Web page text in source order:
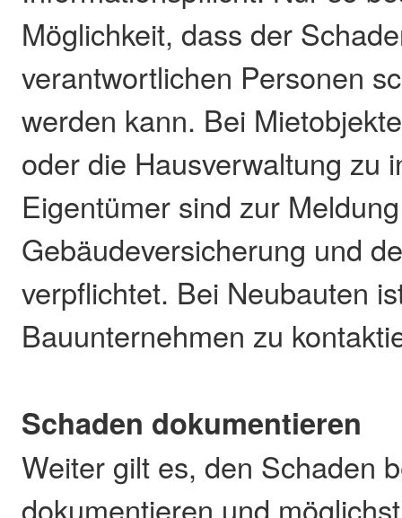
Möglichkeit, dass der
verantwortlichen Personen
werden kann. Bei
oder die Hausverwaltung zu
Eigentümer sind zur
Gebäudeversicherung und
verpflichtet. Bei Neubauten
Bauunternehmen zu
Schaden dokumentieren
Weiter gilt es, den Schaden
dokumentieren und